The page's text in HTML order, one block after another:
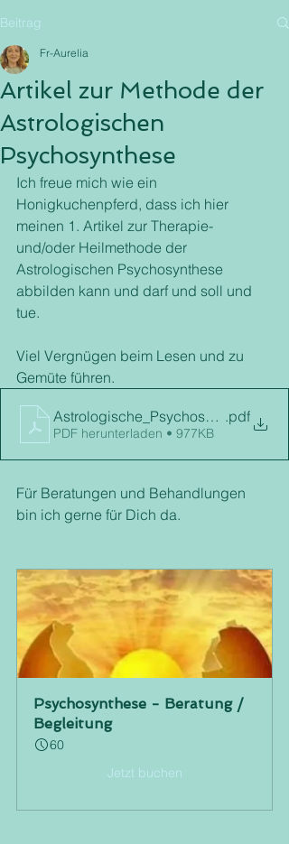
Beitrag
Artikel zur Methode der
Astrologischen
Psychosynthese
Fr-Aurelia
Ich freue mich wie ein
Honigkuchenpferd, dass ich hier
meinen 1. Artikel zur Therapie-
und/oder Heilmethode der
Astrologischen Psychosynthese
abbilden kann und darf und soll und
tue.
Viel Vergnügen beim Lesen und zu
Gemüte führen.
Astrologische_Psychosynthese
.pdf
PDF herunterladen • 977KB
Für Beratungen und Behandlungen
bin ich gerne für Dich da.
Psychosynthese - Beratung /
Begleitung
60
Jetzt buchen